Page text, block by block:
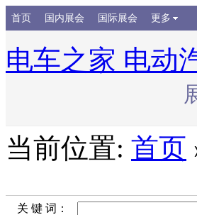
首页 国内展会 国际展会 更多
电车之家 电动
当前位置: 首页
关 键 词：